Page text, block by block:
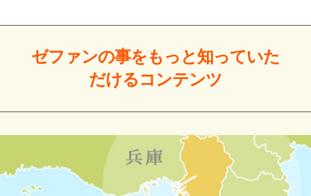
ゼファンの事をもっと知っていた
だけるコンテンツ